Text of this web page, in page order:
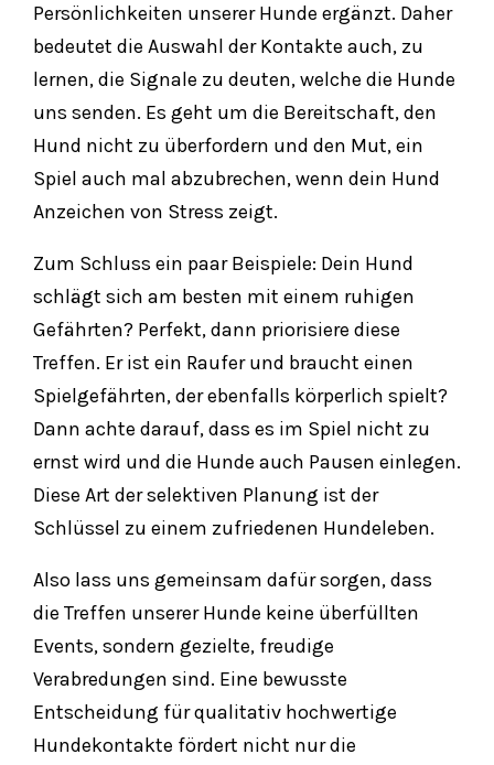
Persönlichkeiten unserer Hunde ergänzt. Daher
bedeutet die Auswahl der Kontakte auch, zu
lernen, die Signale zu deuten, welche die Hunde
uns senden. Es geht um die Bereitschaft, den
Hund nicht zu überfordern und den Mut, ein
Spiel auch mal abzubrechen, wenn dein Hund
Anzeichen von Stress zeigt.
Zum Schluss ein paar Beispiele: Dein Hund
schlägt sich am besten mit einem ruhigen
Gefährten? Perfekt, dann priorisiere diese
Treffen. Er ist ein Raufer und braucht einen
Spielgefährten, der ebenfalls körperlich spielt?
Dann achte darauf, dass es im Spiel nicht zu
ernst wird und die Hunde auch Pausen einlegen.
Diese Art der selektiven Planung ist der
Schlüssel zu einem zufriedenen Hundeleben.
Also lass uns gemeinsam dafür sorgen, dass
die Treffen unserer Hunde keine überfüllten
Events, sondern gezielte, freudige
Verabredungen sind. Eine bewusste
Entscheidung für qualitativ hochwertige
Hundekontakte fördert nicht nur die